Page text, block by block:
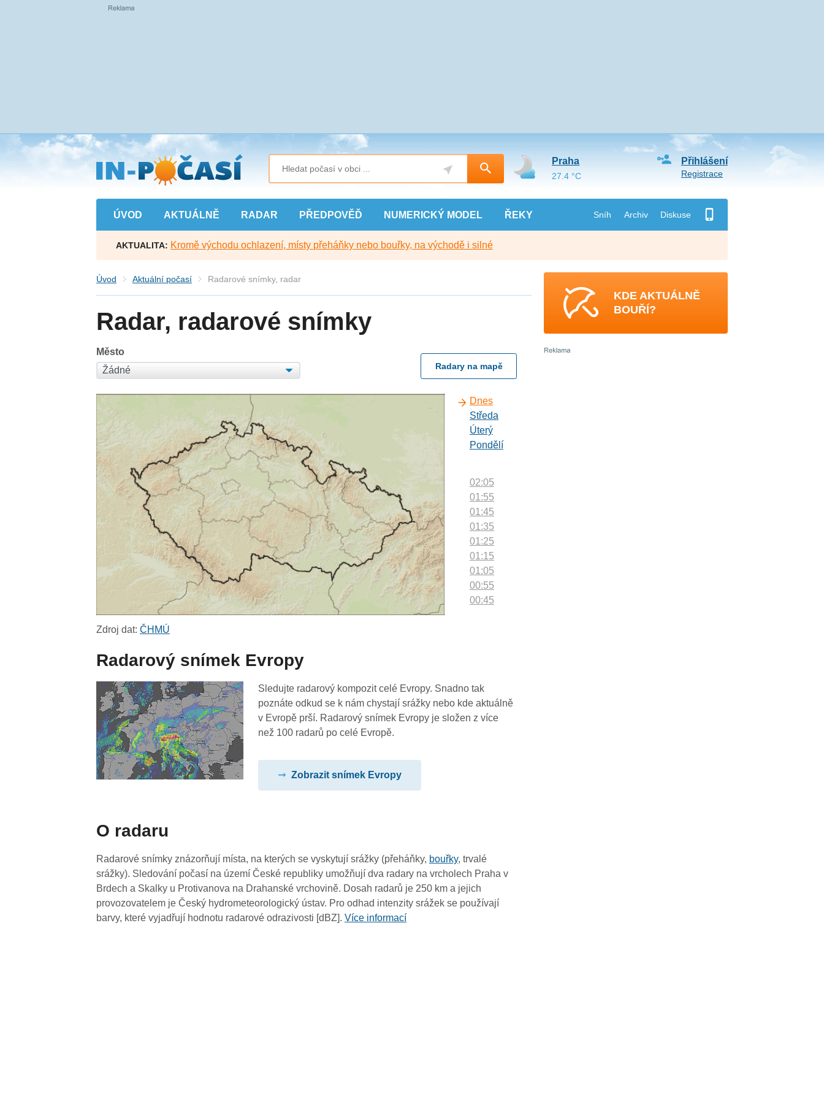
Přejít
na
hlavní
obsah
ÚVOD AKTUÁLNĚ RADAR PŘEDPOVĚĎ NUMERICKÝ MODEL ŘEKY Sníh Archiv Diskuse
Přihlášení
Registrace
Praha
27.4 °C
AKTUALITA: Kromě východu ochlazení, místy přeháňky nebo bouřky, na východě i silné
Úvod Aktuální počasí Radarové snímky, radar
Radar, radarové snímky
Město
Radary na mapě
Dnes
Středa
Úterý
Pondělí
02:05
01:55
01:45
01:35
01:25
01:15
01:05
00:55
00:45
Zdroj dat:ČHMÚ
Radarový snímek Evropy
Sledujte radarový kompozit celé Evropy. Snadno tak
poznáte odkud se k nám chystají srážky nebo kde aktuálně
v Evropě prší. Radarový snímek Evropy je složen z více
než 100 radarů po celé Evropě.
Zobrazit snímek Evropy
O radaru
Radarové snímky znázorňují místa, na kterých se vyskytují srážky (přeháňky, bouřky, trvalé
srážky). Sledování počasí na území České republiky umožňují dva radary na vrcholech Praha v
Brdech a Skalky u Protivanova na Drahanské vrchovině. Dosah radarů je 250 km a jejich
provozovatelem je Český hydrometeorologický ústav. Pro odhad intenzity srážek se používají
barvy, které vyjadřují hodnotu radarové odrazivosti [dBZ].Více informací
KDE AKTUÁLNĚ
BOUŘÍ?